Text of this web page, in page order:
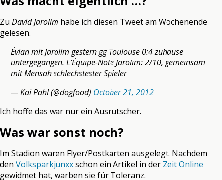
Zu David Jarolím habe ich diesen Tweet am Wochenende
gelesen.
Évian mit Jarolim gestern gg Toulouse 0:4 zuhause
untergegangen. L'Équipe-Note Jarolim: 2/10, gemeinsam
mit Mensah schlechstester Spieler
— Kai Pahl (@dogfood) October 21, 2012
Ich hoffe das war nur ein Ausrutscher.
Was war sonst noch?
Im Stadion waren Flyer/Postkarten ausgelegt. Nachdem
den Volksparkjunxxschon ein Artikel in der Zeit Online
gewidmet hat, warben sie für Toleranz.